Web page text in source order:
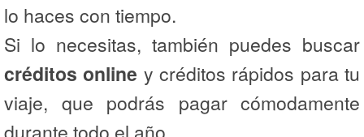
lo haces con tiempo.
Si lo necesitas, también puedes buscar
créditos online y créditos rápidos para tu
viaje, que podrás pagar cómodamente
durante todo el año.